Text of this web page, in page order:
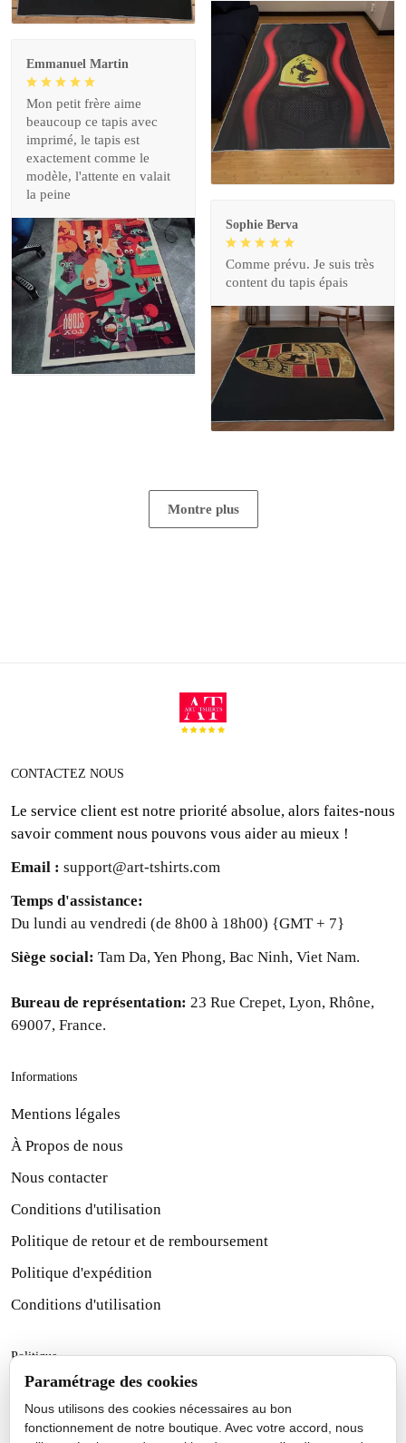
Emmanuel Martin
Mon petit frère aime
beaucoup ce tapis avec
imprimé, le tapis est
exactement comme le
modèle, l'attente en valait
la peine
Sophie Berva
Comme prévu. Je suis très
content du tapis épais
Montre plus
CONTACTEZ NOUS
Le service client est notre priorité absolue, alors faites-nous
savoir comment nous pouvons vous aider au mieux !
Email : support@art-tshirts.com
Temps d'assistance:
Du lundi au vendredi (de 8h00 à 18h00) {GMT + 7}
Siège social: Tam Da, Yen Phong, Bac Ninh, Viet Nam.
Bureau de représentation: 23 Rue Crepet, Lyon, Rhône,
69007, France.
Informations
Mentions légales
À Propos de nous
Nous contacter
Conditions d'utilisation
Politique de retour et de remboursement
Politique d'expédition
Conditions d'utilisation
Politique
Politique d'expédition
Politique de retour et de remboursement
Paramétrage des cookies
Nous utilisons des cookies nécessaires au bon
fonctionnement de notre boutique. Avec votre accord, nous